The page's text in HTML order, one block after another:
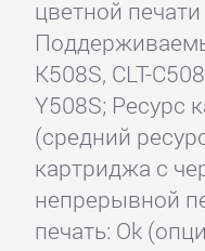
цветной
K508S, CLT-
Y508S; Ресурс
(средний
картриджа с
непрерывной
печать: Ok